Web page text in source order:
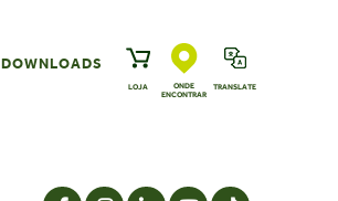
DOWNLOADS
LOJA
ONDE
ENCONTRAR
TRANSLATE